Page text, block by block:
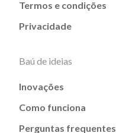
Termos e condições
Privacidade
Baú de ideias
Inovações
Como funciona
Perguntas frequentes